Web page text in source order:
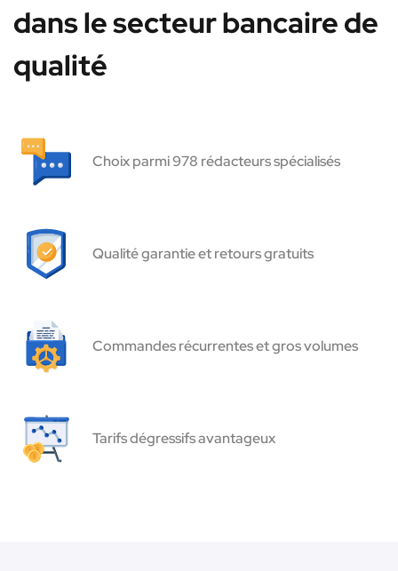
dans le secteur bancaire de
qualité
Choix parmi 978 rédacteurs spécialisés
Qualité garantie et retours gratuits
Commandes récurrentes et gros volumes
Tarifs dégressifs avantageux